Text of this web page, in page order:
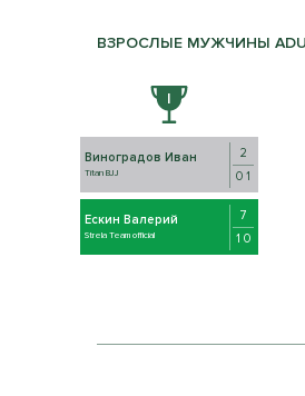
ВЗРОСЛЫЕ МУЖЧИНЫ
Виноградов Иван
Titan BJJ
2
0 1
Ескин Валерий
Strela Team official
7
1 0